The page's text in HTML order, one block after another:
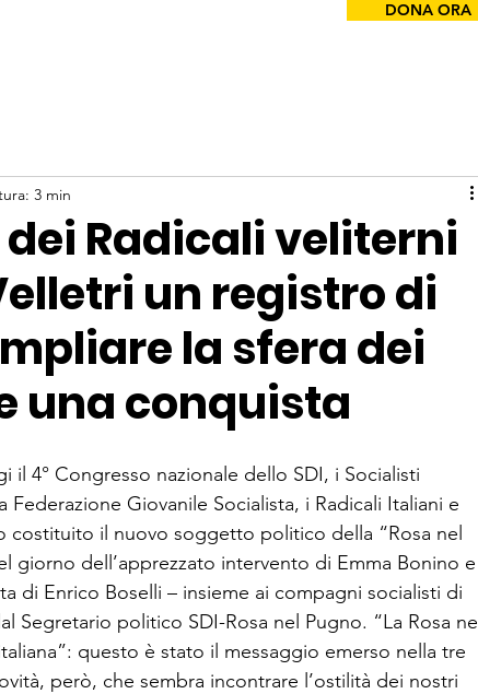
DONA ORA
Radicali veliterni
un registro di
la sfera dei
una conquista
3 min
il 4° Congresso nazionale dello SDI, i Socialisti
Giovanile Socialista, i Radicali Italiani e
costituito il nuovo soggetto politico della “Rosa nel
giorno dell’apprezzato intervento di Emma Bonino e
di Enrico Boselli – insieme ai compagni socialisti di
Segretario politico SDI-Rosa nel Pugno. “La Rosa nel
questo è stato il messaggio emerso nella tre
però, che sembra incontrare l’ostilità dei nostri